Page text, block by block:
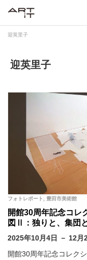
迎英里子
迎英里子
フォトレポート 豊田市美術館
開館30周年記念コ
図Ⅱ：独りと、集団
2025年10月4日 － 12月
開館30周年記念コレク